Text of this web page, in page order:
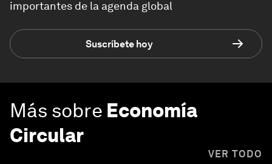
importantes de la agenda global
Suscríbete hoy
Más sobre Economía
Circular
VER TODO